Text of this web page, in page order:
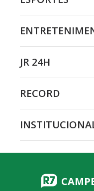
JR 24H
RECORD